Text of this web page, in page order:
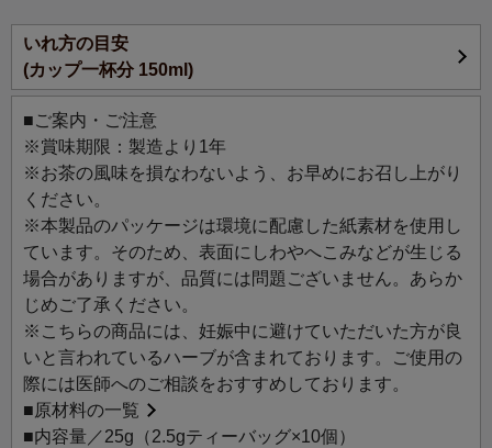
毎日を忙しく過ごす方への、やすらぎの贈りものに。大切
な方への心を込めたギフトや、センスのある手土産をお探
しの方にもおすすめです。
今日の一杯のTisaneが励みになりますように。
自然の恵みそのままに、心や体に寄り添うルピシアのティ
ザンヌ。
日々の生活に自然とのつながりを感じながら、心地よい時
間をお楽しみください。
おすすめのシーン：【パワー】【ヘルシー】【ビューティ
ー】
マスキュラン：ルイボスにマカ・朝鮮人参をブレンド。シ
ナモンとジンジャーも効いた、ほんのりスパイシーなハー
ブティーです。毎日のパワーアップにおすすめ！
いれ方の目安
(カップ一杯分 150ml)
■ご案内・ご注意
※賞味期限：製造より1年
※お茶の風味を損なわないよう、お早めにお召し上がり
ください。
※本製品のパッケージは環境に配慮した紙素材を使用し
ています。そのため、表面にしわやへこみなどが生じる
場合がありますが、品質には問題ございません。あらか
じめご了承ください。
※こちらの商品には、妊娠中に避けていただいた方が良
いと言われているハーブが含まれております。ご使用の
際には医師へのご相談をおすすめしております。
■原材料の一覧
■内容量／25g（2.5gティーバッグ×10個）